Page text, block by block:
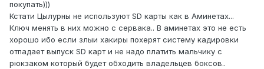
покупать)))
Кстати Цылурны не используют SD карты как в Аминетах...
Ключ менять в них можно с сервака.. В аминетах это не есть
хорошо ибо если злыи хакиры похерят систему кадировки
отпадает выпуск SD карт и не надо платить мальчику с
рюкзаком который будет обходить владельцев боксов..